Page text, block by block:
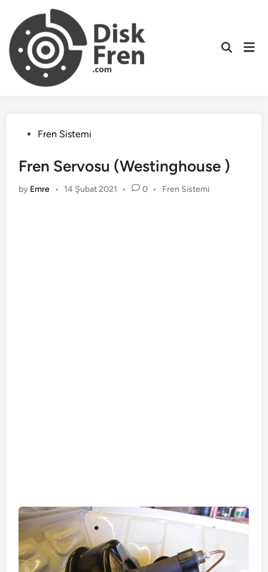
content
PostedFren Sistemi
Fren Servosu (Westinghouse )
by Emre • 14 Şubat 2021 • 0 •
Posted
Fren Sistemi